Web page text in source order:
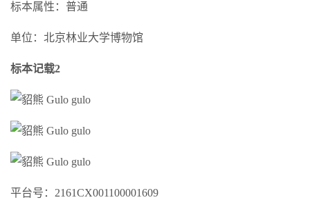
标本属性：普通
单位：北京林业大学博物馆
标本记载2
平台号：2161CX001100001609